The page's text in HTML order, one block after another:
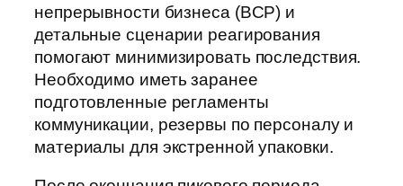
непрерывности бизнеса (BCP) и
детальные сценарии реагирования
помогают минимизировать последствия.
Необходимо иметь заранее
подготовленные регламенты
коммуникации, резервы по персоналу и
материалы для экстренной упаковки.